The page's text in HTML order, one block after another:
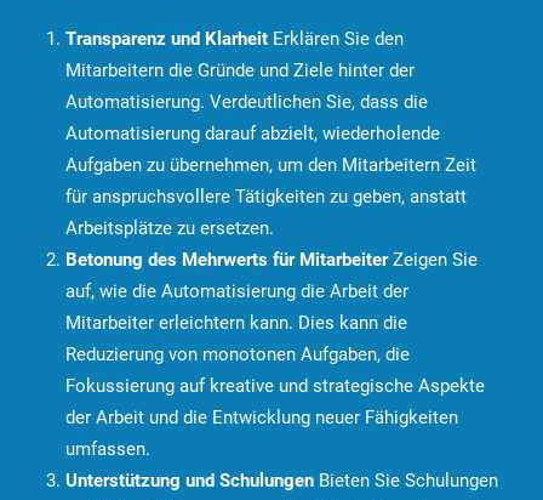
Transparenz und Klarheit Erklären Sie den
Mitarbeitern die Gründe und Ziele hinter der
Automatisierung. Verdeutlichen Sie, dass die
Automatisierung darauf abzielt, wiederholende
Aufgaben zu übernehmen, um den Mitarbeitern Zeit
für anspruchsvollere Tätigkeiten zu geben, anstatt
Arbeitsplätze zu ersetzen.
Betonung des Mehrwerts für MitarbeiterZeigen Sie
auf, wie die Automatisierung die Arbeit der
Mitarbeiter erleichtern kann. Dies kann die
Reduzierung von monotonen Aufgaben, die
Fokussierung auf kreative und strategische Aspekte
der Arbeit und die Entwicklung neuer Fähigkeiten
umfassen.
Unterstützung und Schulungen Bieten Sie Schulungen